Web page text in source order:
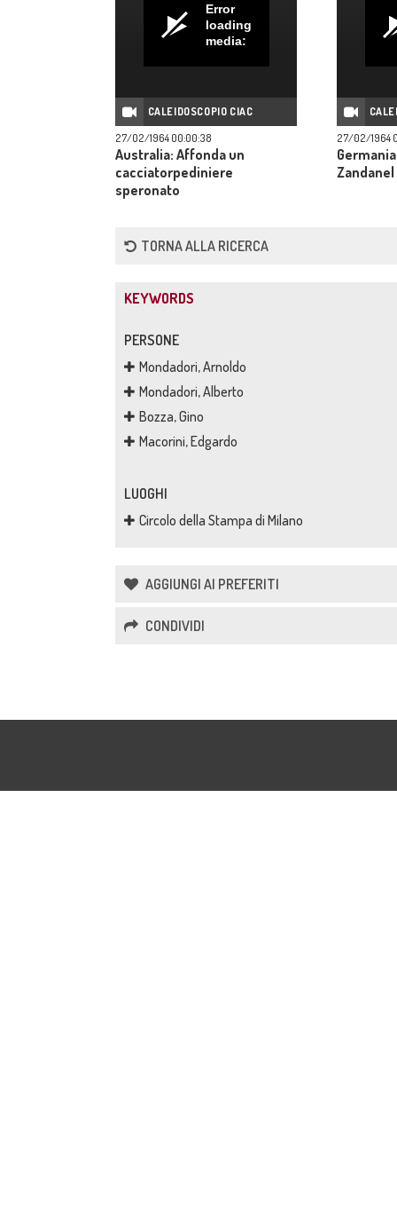
Error
loading
media:
CALEIDOSCOPIO CIAC
27/02/1964 00:00:38
Australia: Affonda un
cacciatorpediniere
speronato
27/02/1964
Zandanel
TORNA ALLA RICERCA
KEYWORDS
PERSONE
Mondadori, Arnoldo
Mondadori, Alberto
Bozza, Gino
Macorini, Edgardo
LUOGHI
Circolo della Stampa di Milano
AGGIUNGI AI PREFERITI
CONDIVIDI